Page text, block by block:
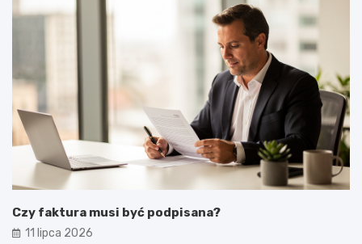
Czy faktura musi być podpisana?
11 lipca 2026